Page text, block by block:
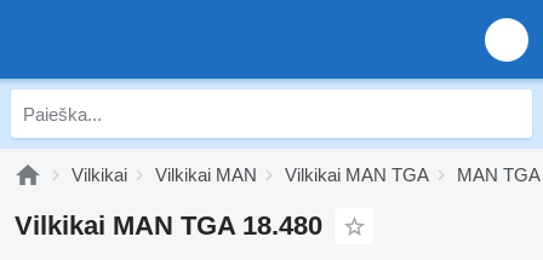
Vilkikai Vilkikai MAN Vilkikai MAN TGA MAN TGA
Vilkikai MAN TGA 18.480